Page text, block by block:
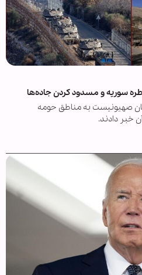
سوریه و مسدود کردن جاده‌ها
صهیونیست به مناطق حومه
خبر دادند.